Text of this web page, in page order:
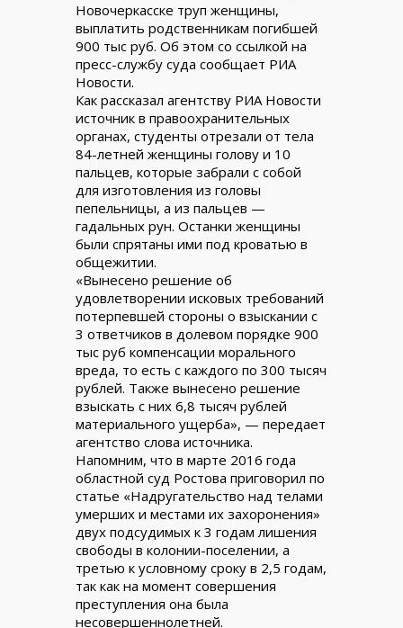
Новочеркасске труп женщины,
выплатить родственникам погибшей
900 тыс руб. Об этом со ссылкой на
пресс-службу суда сообщает РИА
Новости.
Как рассказал агентству РИА Новости
источник в правоохранительных
органах, студенты отрезали от тела
84-летней женщины голову и 10
пальцев, которые забрали с собой
для изготовления из головы
пепельницы, а из пальцев —
гадальных рун. Останки женщины
были спрятаны ими под кроватью в
общежитии.
«Вынесено решение об
удовлетворении исковых требований
потерпевшей стороны о взыскании с
3 ответчиков в долевом порядке 900
тыс руб компенсации морального
вреда, то есть с каждого по 300 тысяч
рублей. Также вынесено решение
взыскать с них 6,8 тысяч рублей
материального ущерба», — передает
агентство слова источника.
Напомним, что в марте 2016 года
областной суд Ростова приговорил по
статье «Надругательство над телами
умерших и местами их захоронения»
двух подсудимых к 3 годам лишения
свободы в колонии-поселении, а
третью к условному сроку в 2,5 годам,
так как на момент совершения
преступления она была
несовершеннолетней.